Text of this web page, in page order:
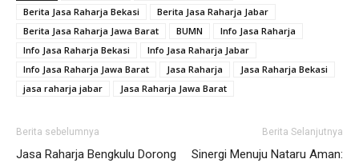
Berita Jasa Raharja Bekasi
Berita Jasa Raharja Jabar
Berita Jasa Raharja Jawa Barat
BUMN
Info Jasa Raharja
Info Jasa Raharja Bekasi
Info Jasa Raharja Jabar
Info Jasa Raharja Jawa Barat
Jasa Raharja
Jasa Raharja Bekasi
jasa raharja jabar
Jasa Raharja Jawa Barat
Berita sebelumnya
Jasa Raharja Bengkulu Dorong
Berita Selanjutnya
Sinergi Menuju Nataru Aman: